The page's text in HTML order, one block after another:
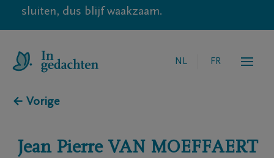
sluiten, dus blijf waakzaam.
NL FR
← Vorige
Jean Pierre VAN MOEFFAERT